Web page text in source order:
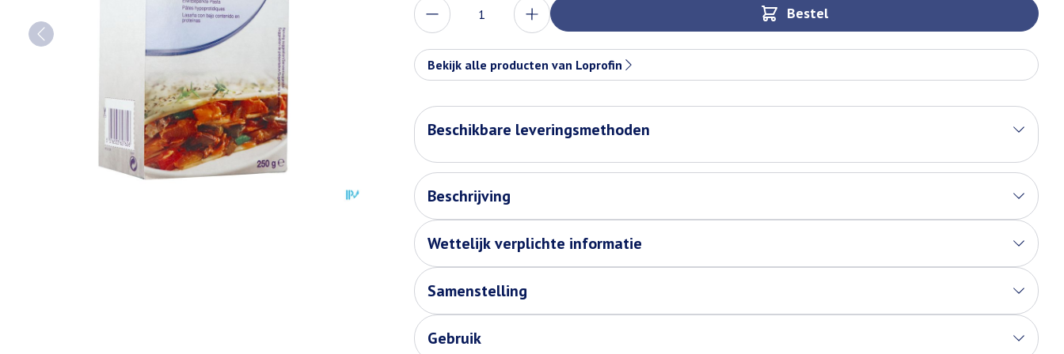
Aantal
Bestel
Bekijk alle producten van Loprofin
Beschikbare leveringsmethoden
Beschrijving
Wettelijk verplichte informatie
Samenstelling
Gebruik